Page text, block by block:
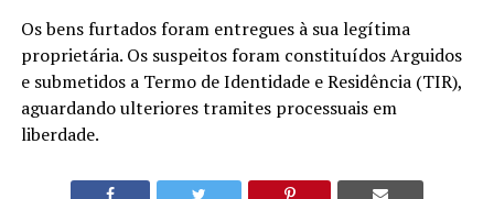
Os bens furtados foram entregues à sua legítima
proprietária. Os suspeitos foram constituídos Arguidos
e submetidos a Termo de Identidade e Residência (TIR),
aguardando ulteriores tramites processuais em
liberdade.